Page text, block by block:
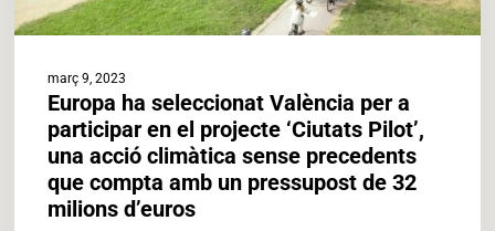
Pilot’,
una
climàtica
sense
precedents
compta
març 9, 2023
Europa ha seleccionat València per a
participar en el projecte ‘Ciutats Pilot’,
una acció climàtica sense precedents
que compta amb un pressupost de 32
milions d’euros